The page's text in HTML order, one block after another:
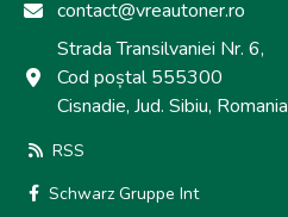
contact@vreautoner.ro
Strada Transilvaniei Nr. 6,
Cod poștal 555300
Cisnadie, Jud. Sibiu, Romania
RSS
Schwarz Gruppe Int